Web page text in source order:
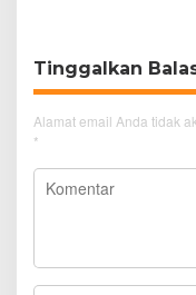
Tinggalkan
Alamat email Anda tidak
*